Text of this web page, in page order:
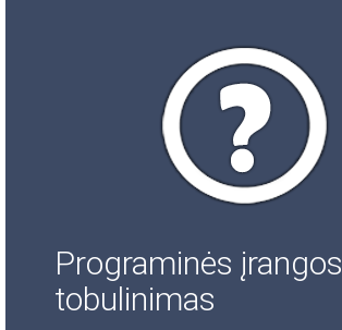
Programinės įrangos
tobulinimas